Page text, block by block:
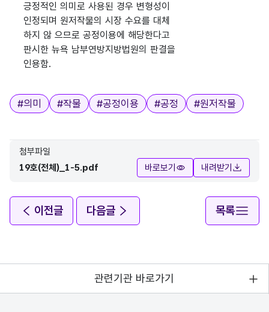
긍정적인 의미로 사용된 경우 변형성이
인정되며 원저작물의 시장 수요를 대체
하지 않 으므로 공정이용에 해당한다고
판시한 뉴욕 남부연방지방법원의 판결을
인용함.
태그
#의미 #작물 #공정이용 #공정 #원저작물
첨부파일
19호(전체)_1-5.pdf
바로보기 내려받기
이전글 다음글 목록
관련기관 바로가기